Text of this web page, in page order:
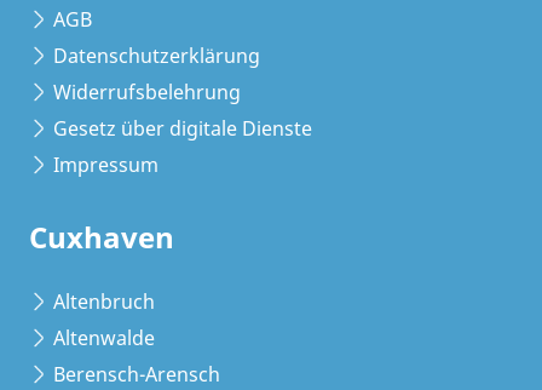
AGB
Datenschutzerklärung
Widerrufsbelehrung
Gesetz über digitale Dienste
Impressum
Cuxhaven
Altenbruch
Altenwalde
Berensch-Arensch